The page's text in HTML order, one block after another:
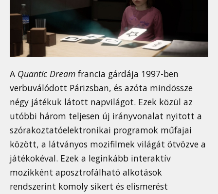
A Quantic Dream francia gárdája 1997-ben
verbuválódott Párizsban, és azóta mindössze
négy játékuk látott napvilágot. Ezek közül az
utóbbi három teljesen új irányvonalat nyitott a
szórakoztatóelektronikai programok műfajai
között, a látványos mozifilmek világát ötvözve a
játékokéval. Ezek a leginkább interaktív
mozikként aposztrofálható alkotások
rendszerint komoly sikert és elismerést